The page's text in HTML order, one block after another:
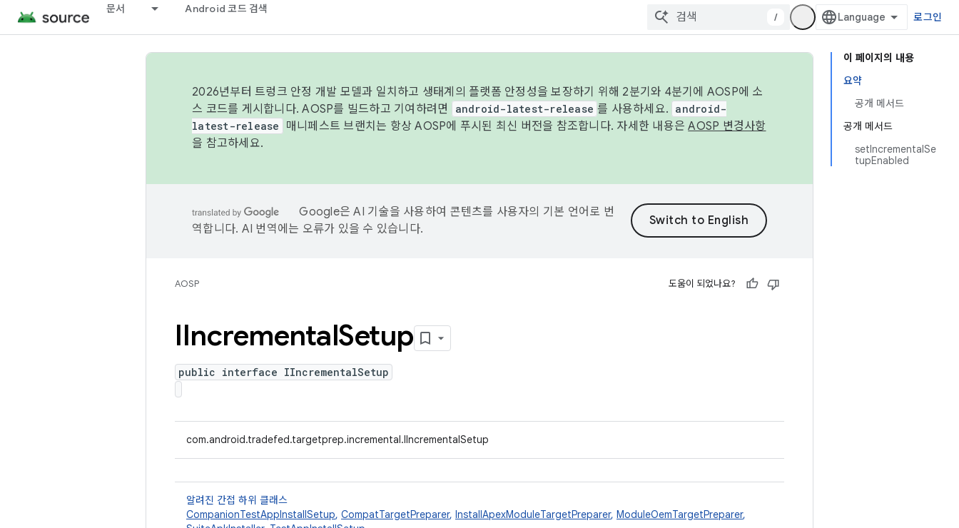
문서 Android 코드 검색
/ 로그인
이 페이지의 내용
요약
공개 메서드
공개 메서드
setIncrementalSe
tupEnabled
2026년부터 트렁크 안정 개발 모델과 일치하고 생태계의 플랫폼 안정성을 보장하기 위해 2분기와 4분기에 AOSP에 소
스 코드를 게시합니다. AOSP를 빌드하고 기여하려면
android-latest-release 를 사용하세요. android-
latest-release
매니페스트 브랜치는 항상 AOSP에 푸시된 최신 버전을 참조합니다. 자세한 내용은AOSP 변경사항
을 참고하세요.
Google은 AI 기술을 사용하여 콘텐츠를 사용자의 기본 언어로 번
역합니다. AI 번역에는 오류가 있을 수 있습니다.
AOSP 도움이 되었나요?
IIncrementalSetup
public interface IIncrementalSetup
com.android.tradefed.targetprep.incremental.IIncrementalSetup
알려진 간접 하위 클래스
CompanionTestAppInstallSetup, CompatTargetPreparer, InstallApexModuleTargetPreparer, ModuleOemTargetPreparer,